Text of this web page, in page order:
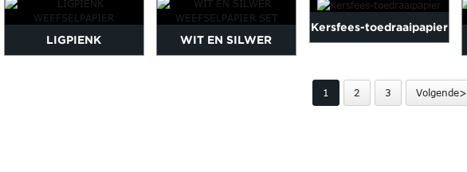
toedraaipapier toedraaipapier
LIGPIENK
WIT EN SILWER
Kersfees-toedraaipapier
1 2 3 Volgende>